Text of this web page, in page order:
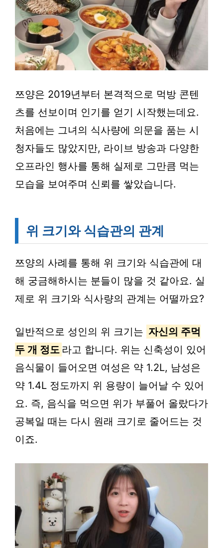
쯔양은 2019년부터 본격적으로 먹방 콘텐
츠를 선보이며 인기를 얻기 시작했는데요.
처음에는 그녀의 식사량에 의문을 품는 시
청자들도 많았지만, 라이브 방송과 다양한
오프라인 행사를 통해 실제로 그만큼 먹는
모습을 보여주며 신뢰를 쌓았습니다.
위 크기와 식습관의 관계
쯔양의 사례를 통해 위 크기와 식습관에 대
해 궁금해하시는 분들이 많을 것 같아요. 실
제로 위 크기와 식사량의 관계는 어떨까요?
일반적으로 성인의 위 크기는 자신의 주먹
두 개 정도 라고 합니다. 위는 신축성이 있어
음식물이 들어오면 여성은 약 1.2L, 남성은
약 1.4L 정도까지 위 용량이 늘어날 수 있어
요. 즉, 음식을 먹으면 위가 부풀어 올랐다가
공복일 때는 다시 원래 크기로 줄어드는 것
이죠.